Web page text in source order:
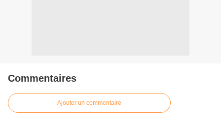
Commentaires
Ajouter un commentaire